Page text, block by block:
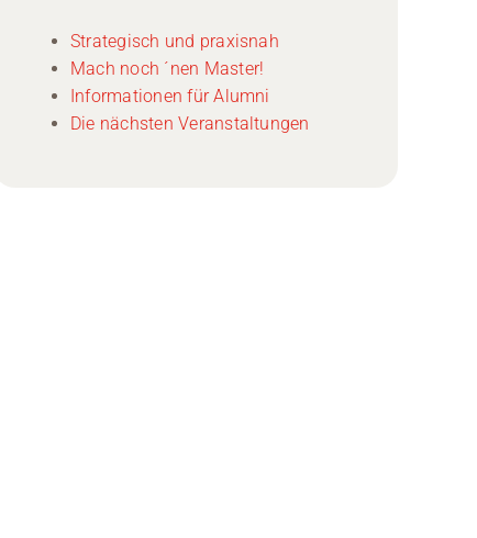
Strategisch und praxisnah
Mach noch ´nen Master!
Informationen für Alumni
Die nächsten Veranstaltungen